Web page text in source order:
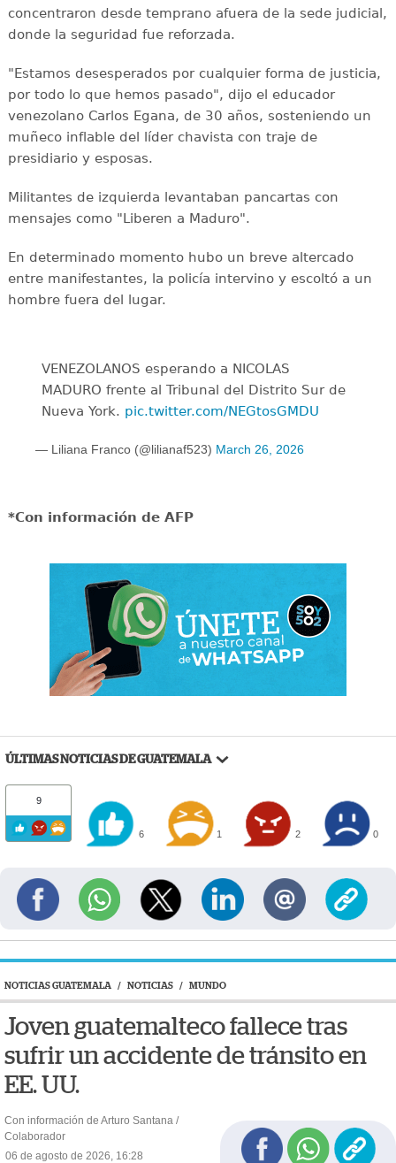
concentraron desde temprano afuera de la sede judicial,
donde la seguridad fue reforzada.
"Estamos desesperados por cualquier forma de justicia,
por todo lo que hemos pasado", dijo el educador
venezolano Carlos Egana, de 30 años, sosteniendo un
muñeco inflable del líder chavista con traje de
presidiario y esposas.
Militantes de izquierda levantaban pancartas con
mensajes como "Liberen a Maduro".
En determinado momento hubo un breve altercado
entre manifestantes, la policía intervino y escoltó a un
hombre fuera del lugar.
VENEZOLANOS esperando a NICOLAS
MADURO frente al Tribunal del Distrito Sur de
Nueva York. pic.twitter.com/NEGtosGMDU
— Liliana Franco (@lilianaf523) March 26, 2026
*Con información de AFP
ÚLTIMAS NOTICIAS DE GUATEMALA
9
6 1 2 0
NOTICIAS GUATEMALA / NOTICIAS / MUNDO
Joven guatemalteco fallece tras
sufrir un accidente de tránsito en
EE. UU.
Con información de Arturo Santana /
Colaborador
06 de agosto de 2026, 16:28